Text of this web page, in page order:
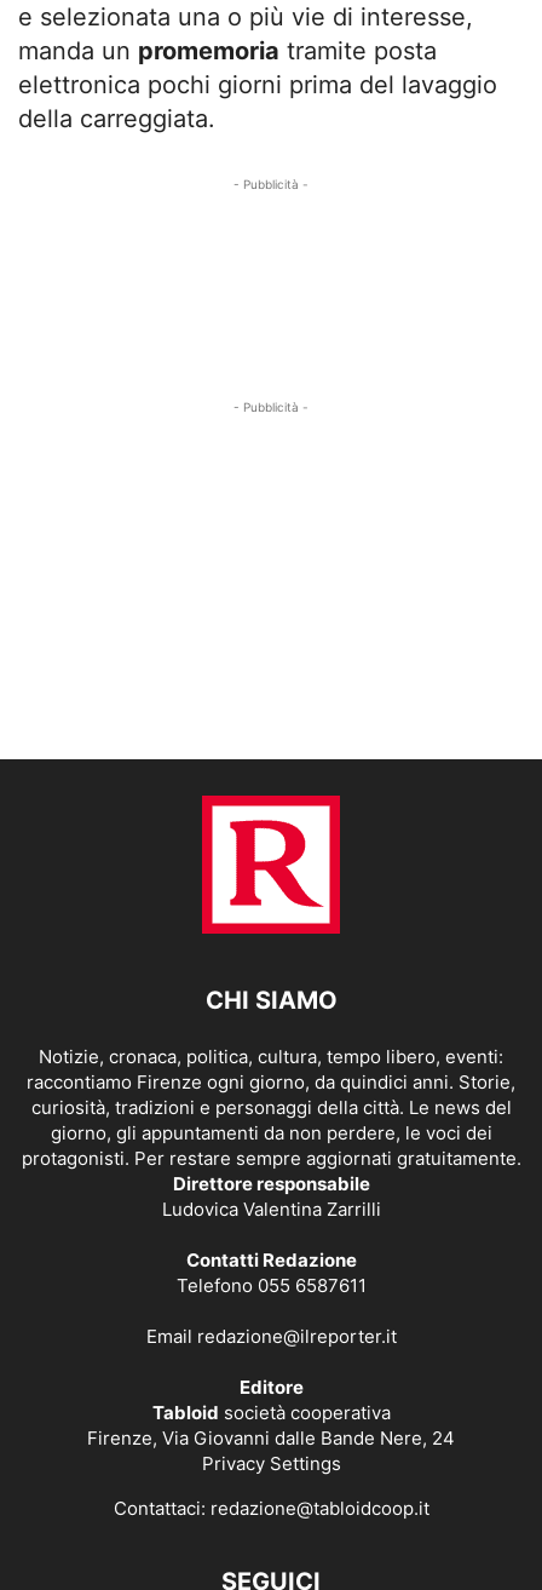
e selezionata una o più vie di interesse,
manda un promemoria tramite posta
elettronica pochi giorni prima del lavaggio
della carreggiata.
- Pubblicità -
- Pubblicità -
CHI SIAMO
Notizie, cronaca, politica, cultura, tempo libero, eventi:
raccontiamo Firenze ogni giorno, da quindici anni. Storie,
curiosità, tradizioni e personaggi della città. Le news del
giorno, gli appuntamenti da non perdere, le voci dei
protagonisti. Per restare sempre aggiornati gratuitamente.
Direttore responsabile
Ludovica Valentina Zarrilli
Contatti Redazione
Telefono 055 6587611
Email redazione@ilreporter.it
Editore
Tabloid società cooperativa
Firenze, Via Giovanni dalle Bande Nere, 24
Privacy Settings
Contattaci: redazione@tabloidcoop.it
SEGUICI